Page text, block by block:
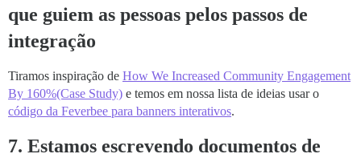
que guiem as pessoas pelos passos de
integração
Tiramos inspiração de How We Increased Community Engagement
By 160%(Case Study) e temos em nossa lista de ideias usar o
código da Feverbee para banners interativos.
7. Estamos escrevendo documentos de